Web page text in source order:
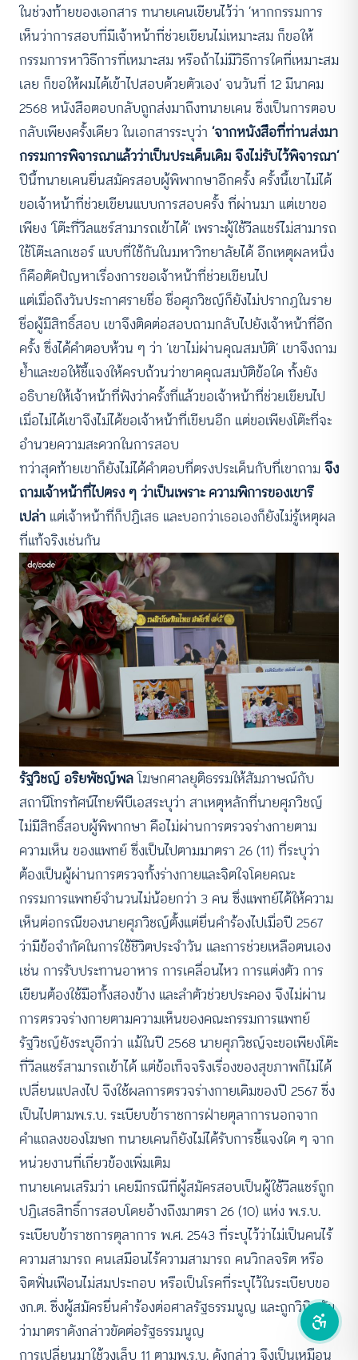
ในช่วงท้ายของเอกสาร ทนายเคนเขียนไว้ว่า ‘หากกรรมการ
เห็นว่าการสอบที่มีเจ้าหน้าที่ช่วยเขียนไม่เหมาะสม ก็ขอให้
กรรมการหาวิธีการที่เหมาะสม หรือถ้าไม่มีวิธีการใดที่เหมาะสม
เลย ก็ขอให้ผมได้เข้าไปสอบด้วยตัวเอง’ จนวันที่ 12 มีนาคม
2568 หนังสือตอบกลับถูกส่งมาถึงทนายเคน ซึ่งเป็นการตอบ
กลับเพียงครั้งเดียว ในเอกสารระบุว่า ‘จากหนังสือที่ท่านส่งมา
กรรมการพิจารณาแล้วว่าเป็นประเด็นเดิม จึงไม่รับไว้พิจารณา’
ปีนี้ทนายเคนยื่นสมัครสอบผู้พิพากษาอีกครั้ง ครั้งนี้เขาไม่ได้
ขอเจ้าหน้าที่ช่วยเขียนแบบการสอบครั้ง ที่ผ่านมา แต่เขาขอ
เพียง ‘โต๊ะที่วีลแชร์สามารถเข้าได้’ เพราะผู้ใช้วีลแชร์ไม่สามารถ
ใช้โต๊ะเลกเชอร์ แบบที่ใช้กันในมหาวิทยาลัยได้ อีกเหตุผลหนึ่ง
ก็คือตัดปัญหาเรื่องการขอเจ้าหน้าที่ช่วยเขียนไป
แต่เมื่อถึงวันประกาศรายชื่อ ชื่อศุภวิชญ์ก็ยังไม่ปรากฏในราย
ชื่อผู้มีสิทธิ์สอบ เขาจึงติดต่อสอบถามกลับไปยังเจ้าหน้าที่อีก
ครั้ง ซึ่งได้คำตอบห้วน ๆ ว่า ‘เขาไม่ผ่านคุณสมบัติ’ เขาจึงถาม
ย้ำและขอให้ชี้แจงให้ครบถ้วนว่าขาดคุณสมบัติข้อใด ทั้งยัง
อธิบายให้เจ้าหน้าที่ฟังว่าครั้งที่แล้วขอเจ้าหน้าที่ช่วยเขียนไป
เมื่อไม่ได้เขาจึงไม่ได้ขอเจ้าหน้าที่เขียนอีก แต่ขอเพียงโต๊ะที่จะ
อำนวยความสะดวกในการสอบ
ทว่าสุดท้ายเขาก็ยังไม่ได้คำตอบที่ตรงประเด็นกับที่เขาถามจึง
ถามเจ้าหน้าที่ไปตรง ๆ ว่าเป็นเพราะ ความพิการของเขารึ
เปล่า แต่เจ้าหน้าที่ก็ปฏิเสธ และบอกว่าเธอเองก็ยังไม่รู้เหตุผล
ที่แท้จริงเช่นกัน
รัฐวิชญ์ อริยพัชญ์พลโฆษกศาลยุติธรรมให้สัมภาษณ์กับ
สถานีโทรทัศน์ไทยพีบีเอสระบุว่า สาเหตุหลักที่นายศุภวิชญ์
ไม่มีสิทธิ์สอบผู้พิพากษา คือไม่ผ่านการตรวจร่างกายตาม
ความเห็น ของแพทย์ ซึ่งเป็นไปตามมาตรา 26 (11)ที่ระบุว่า
ต้องเป็นผู้ผ่านการตรวจทั้งร่างกายและจิตใจโดยคณะ
กรรมการแพทย์จำนวนไม่น้อยกว่า 3 คน ซึ่งแพทย์ได้ให้ความ
เห็นต่อกรณีของนายศุภวิชญ์ตั้งแต่ยื่นคำร้องไปเมื่อปี 2567
ว่ามีข้อจำกัดในการใช้ชีวิตประจำวัน และการช่วยเหลือตนเอง
เช่น การรับประทานอาหาร การเคลื่อนไหว การแต่งตัว การ
เขียนต้องใช้มือทั้งสองข้าง และลำตัวช่วยประคอง จึงไม่ผ่าน
การตรวจร่างกายตามความเห็นของคณะกรรมการแพทย์
รัฐวิชญ์ยังระบุอีกว่า แม้ในปี 2568 นายศุภวิชญ์จะขอเพียงโต๊ะ
ที่วีลแชร์สามารถเข้าได้ แต่ข้อเท็จจริงเรื่องของสุขภาพก็ไม่ได้
เปลี่ยนแปลงไป จึงใช้ผลการตรวจร่างกายเดิมของปี 2567 ซึ่ง
เป็นไปตามพ.ร.บ. ระเบียบข้าราชการฝ่ายตุลาการนอกจาก
คำแถลงของโฆษก ทนายเคนก็ยังไม่ได้รับการชี้แจงใด ๆ จาก
หน่วยงานที่เกี่ยวข้องเพิ่มเติม
ทนายเคนเสริมว่า เคยมีกรณีที่ผู้สมัครสอบเป็นผู้ใช้วีลแชร์ถูก
ปฏิเสธสิทธิ์การสอบโดยอ้างถึงมาตรา 26 (10) แห่ง พ.ร.บ.
ระเบียบข้าราชการตุลาการ พ.ศ. 2543 ที่ระบุไว้ว่าไม่เป็นคนไร้
ความสามารถ คนเสมือนไร้ความสามารถ คนวิกลจริต หรือ
จิตฟั่นเฟือนไม่สมประกอบ หรือเป็นโรคที่ระบุไว้ในระเบียบขอ
งก.ต. ซึ่งผู้สมัครยื่นคำร้องต่อศาลรัฐธรรมนูญ และถูกวินิจฉัย
ว่ามาตราดังกล่าวขัดต่อรัฐธรรมนูญ
การเปลี่ยนมาใช้วงเล็บ 11 ตามพ.ร.บ. ดังกล่าว จึงเป็นเหมือน
ACCESSIBILITY
ขนาดตัวอักษร
A- A A+ A++
ระยะห่างข้อความ
ปกติ มาก มากที่สุด
ปรับสีสำหรับตาบอดสี
ปิด Protan Deutan Tritan
คอนทราสต์สูง
โหมดขาวดำ
ฟอนต์อ่านง่าย
เน้นลิงก์
ซ่อนรูปภาพ
ลดการเคลื่อนไหว